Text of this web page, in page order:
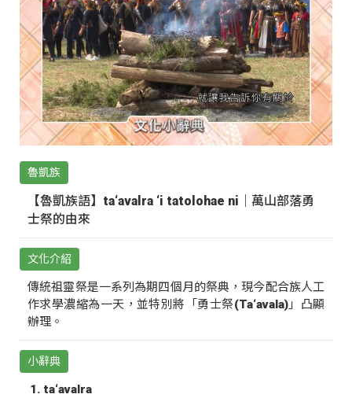
魯凱族
【魯凱族語】ta‘avalra ‘i tatolohae ni｜萬山部落勇
士祭的由來
文化介紹
傳統祖靈祭是一系列為期四個月的祭典，現今配合族人工
作求學濃縮為一天，並特別將「勇士祭(Ta‘avala)」凸顯
辦理。
小辭典
ta‘avalra